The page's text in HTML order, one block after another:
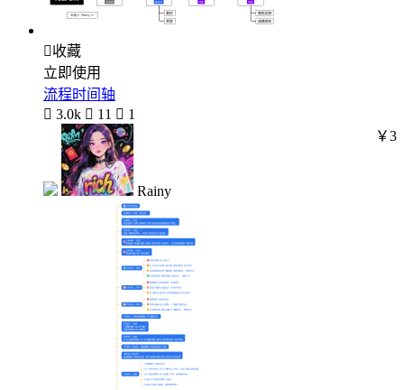
收藏
立即使用
流程时间轴
 3.0k  11  1
Rainy
￥3